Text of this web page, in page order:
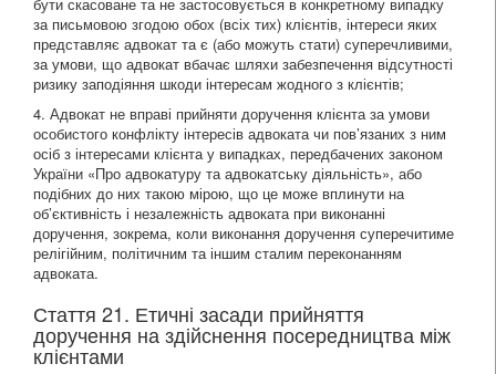
за письмовою згодою обох (всіх тих) клієнтів, інтереси яких
представляє адвокат та є (або можуть стати) суперечливими,
за умови, що адвокат вбачає шляхи забезпечення відсутності
ризику заподіяння шкоди інтересам жодного з клієнтів;
4. Адвокат не вправі прийняти доручення клієнта за умови
особистого конфлікту інтересів адвоката чи пов’язаних з ним
осіб з інтересами клієнта у випадках, передбачених законом
України «Про адвокатуру та адвокатську діяльність», або
подібних до них такою мірою, що це може вплинути на
об’єктивність і незалежність адвоката при виконанні
доручення, зокрема, коли виконання доручення суперечитиме
релігійним, політичним та іншим сталим переконанням
адвоката.
Стаття 21. Етичні засади прийняття
доручення на здійснення посередництва між
клієнтами